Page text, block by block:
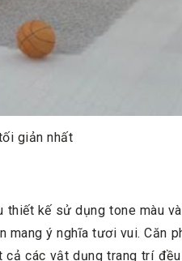
giản nhất
kế sử dụng tone màu
ý nghĩa tươi vui. Căn
các vật dụng trang trí